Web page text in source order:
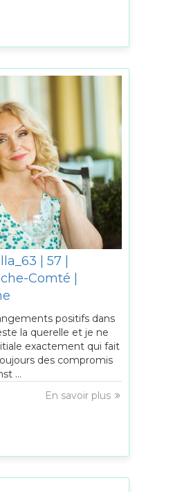
| 57 |
Comté |
positifs dans
la querelle et je ne
exactement qui fait
des compromis
...
En savoir plus